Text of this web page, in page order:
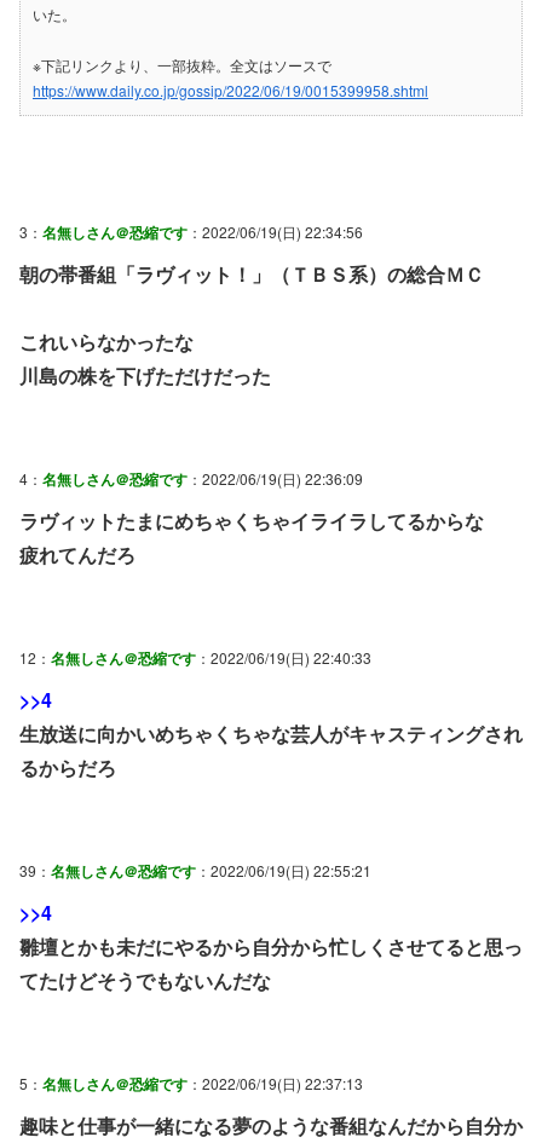
いた。
※下記リンクより、一部抜粋。全文はソースで
https://www.daily.co.jp/gossip/2022/06/19/0015399958.shtml
3： 名無しさん＠恐縮です ：2022/06/19(日) 22:34:56
朝の帯番組「ラヴィット！」（ＴＢＳ系）の総合ＭＣ
これいらなかったな
川島の株を下げただけだった
4： 名無しさん＠恐縮です ：2022/06/19(日) 22:36:09
ラヴィットたまにめちゃくちゃイライラしてるからな
疲れてんだろ
12： 名無しさん＠恐縮です ：2022/06/19(日) 22:40:33
>>4
生放送に向かいめちゃくちゃな芸人がキャスティングされ
るからだろ
39： 名無しさん＠恐縮です ：2022/06/19(日) 22:55:21
>>4
雛壇とかも未だにやるから自分から忙しくさせてると思っ
てたけどそうでもないんだな
5： 名無しさん＠恐縮です ：2022/06/19(日) 22:37:13
趣味と仕事が一緒になる夢のような番組なんだから自分か